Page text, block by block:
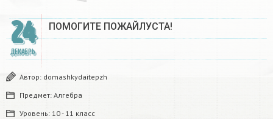
24
ДЕКАБРЬ
ПОМОГИТЕ ПОЖАЙЛУСТА!
Автор: domashkydaitepzh
Предмет: Алгебра
Уровень: 10 - 11 класс